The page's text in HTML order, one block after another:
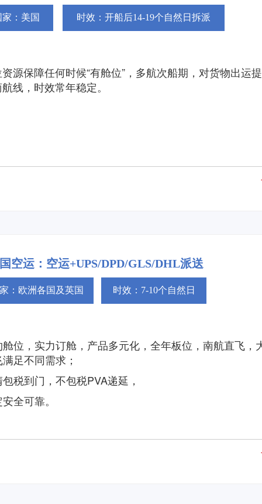
：美国 时效：开船后14-19个自然日拆派
源保障任何时候“有舱位”，多航次船期，对货物出运
线，时效常年稳定。
空运：空运+UPS/DPD/GLS/DHL派送
：欧洲各国及英国 时效：7-10个自然日
位，实力订舱，产品多元化，全年板位，南航直飞，
足不同需求；
税到门，不包税PVA递延，
全可靠。